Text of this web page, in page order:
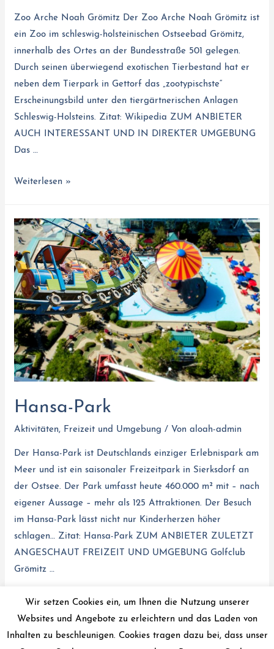
Zoo Arche Noah Grömitz Der Zoo Arche Noah Grömitz ist
ein Zoo im schleswig-holsteinischen Ostseebad Grömitz,
innerhalb des Ortes an der Bundesstraße 501 gelegen.
Durch seinen überwiegend exotischen Tierbestand hat er
neben dem Tierpark in Gettorf das „zootypischste“
Erscheinungsbild unter den tiergärtnerischen Anlagen
Schleswig-Holsteins. Zitat: Wikipedia ZUM ANBIETER
AUCH INTERESSANT UND IN DIREKTER UMGEBUNG
Das …
Weiterlesen »
Hansa-Park
Aktivitäten, Freizeit und Umgebung / Vonaloah-admin
Der Hansa-Park ist Deutschlands einziger Erlebnispark am
Meer und ist ein saisonaler Freizeitpark in Sierksdorf an
der Ostsee. Der Park umfasst heute 460.000 m² mit – nach
eigener Aussage – mehr als 125 Attraktionen. Der Besuch
im Hansa-Park lässt nicht nur Kinderherzen höher
schlagen… Zitat: Hansa-Park ZUM ANBIETER ZULETZT
ANGESCHAUT FREIZEIT UND UMGEBUNG Golfclub
Grömitz …
Weiterlesen »
Wir setzen Cookies ein, um Ihnen die Nutzung unserer
Websites und Angebote zu erleichtern und das Laden von
Inhalten zu beschleunigen. Cookies tragen dazu bei, dass unser